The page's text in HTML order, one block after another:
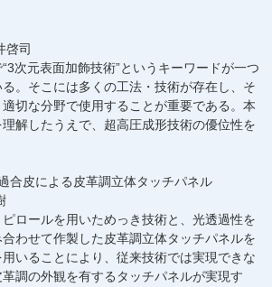
啓司
次元表面加飾技術”というキーワードが一つ
。そこには多くの工法・技術が存在し、そ
切な分野で使用することが重要である。本
解したうえで、超高圧成形技術の優位性を
合皮による皮革調立体タッチパネル
ロールを用いためっき技術と、光透過性を
わせて作製した皮革調立体タッチパネルを
いることにより、従来技術では実現できな
調の外観を有するタッチパネルが実現す